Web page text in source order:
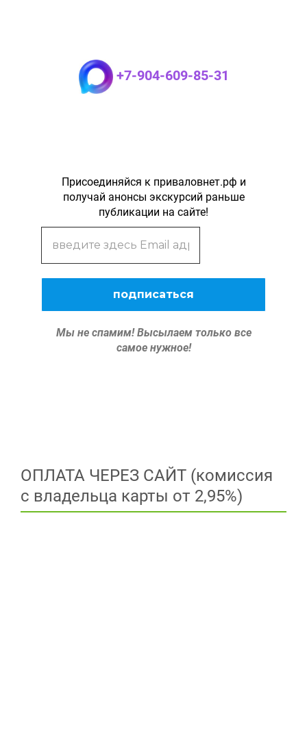
+7-904-609-85-31
Присоединяйся к приваловнет.рф и
получай анонсы экскурсий раньше
публикации на сайте!
Мы не спамим! Высылаем только все
самое нужное!
ОПЛАТА ЧЕРЕЗ САЙТ (комиссия
с владельца карты от 2,95%)